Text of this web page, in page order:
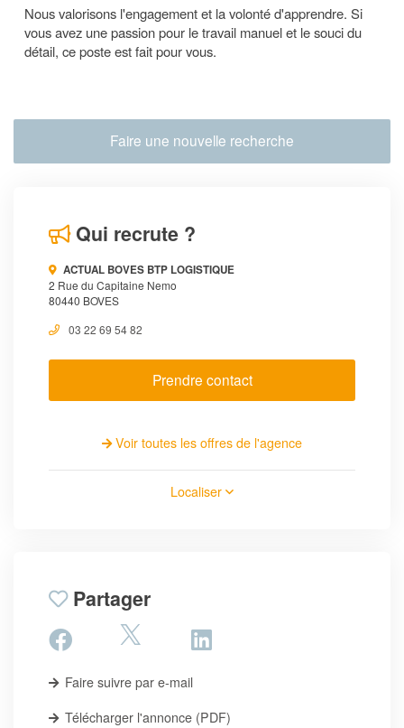
Nous valorisons l'engagement et la volonté d'apprendre. Si
vous avez une passion pour le travail manuel et le souci du
détail, ce poste est fait pour vous.
Faire une nouvelle recherche
Qui recrute ?
ACTUAL BOVES BTP LOGISTIQUE
2 Rue du Capitaine Nemo
80440 BOVES
03 22 69 54 82
Prendre contact
Voir toutes les offres de l'agence
Localiser
Partager
Faire suivre par e-mail
Télécharger l'annonce (PDF)